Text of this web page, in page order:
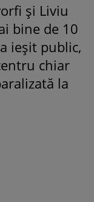
și Liviu
bine de 10
ieșit public,
chiar
la